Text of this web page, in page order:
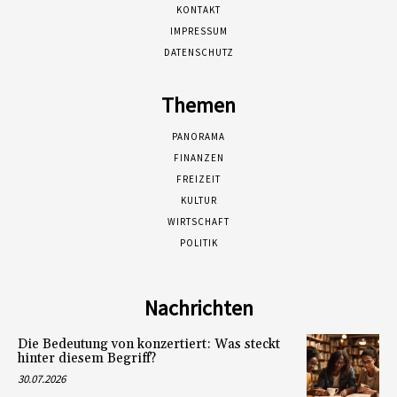
KONTAKT
IMPRESSUM
DATENSCHUTZ
Themen
PANORAMA
FINANZEN
FREIZEIT
KULTUR
WIRTSCHAFT
POLITIK
Nachrichten
Die Bedeutung von konzertiert: Was steckt
hinter diesem Begriff?
30.07.2026